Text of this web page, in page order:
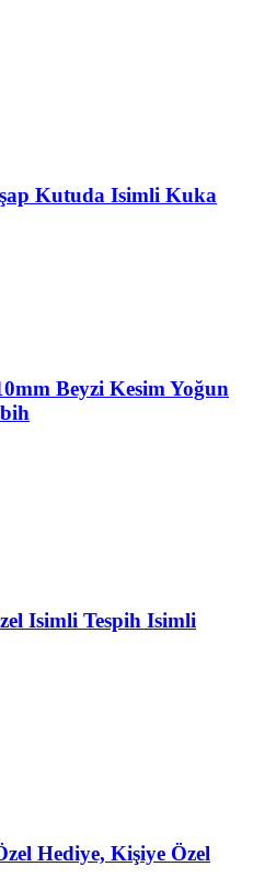
Kutuda Isimli Kuka
Beyzi Kesim Yoğun
Isimli Tespih Isimli
Hediye, Kişiye Özel